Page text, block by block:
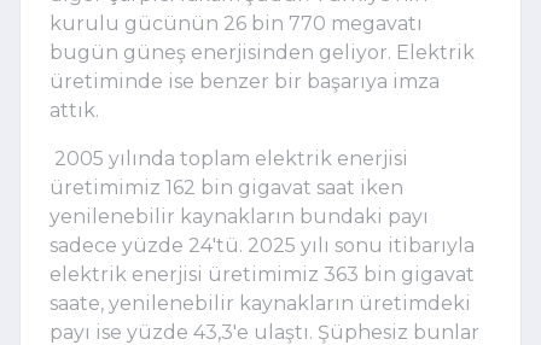
kurulu gücünün 26 bin 770 megavatı
bugün güneş enerjisinden geliyor. Elektrik
üretiminde ise benzer bir başarıya imza
attık.
üretimimiz 162 bin gigavat saat iken
yenilenebilir kaynakların bundaki payı
sadece yüzde 24'tü. 2025 yılı sonu itibarıyla
elektrik enerjisi üretimimiz 363 bin gigavat
saate, yenilenebilir kaynakların üretimdeki
payı ise yüzde 43,3'e ulaştı. Şüphesiz bunlar